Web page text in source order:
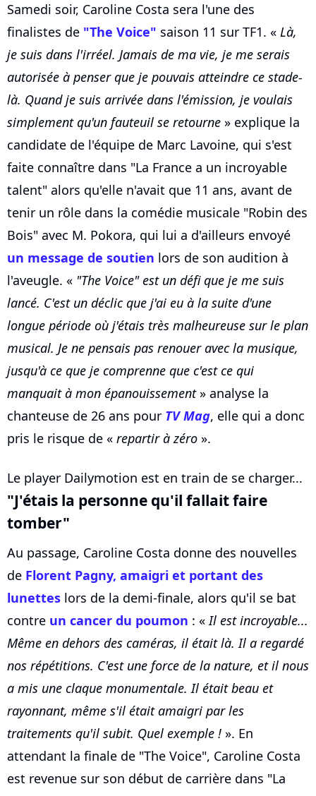
Samedi soir, Caroline Costa sera l'une des
finalistes de "The Voice" saison 11 sur TF1. « Là,
je suis dans l'irréel. Jamais de ma vie, je me serais
autorisée à penser que je pouvais atteindre ce stade-
là. Quand je suis arrivée dans l'émission, je voulais
simplement qu'un fauteuil se retourne » explique la
candidate de l'équipe de Marc Lavoine, qui s'est
faite connaître dans "La France a un incroyable
talent" alors qu'elle n'avait que 11 ans, avant de
tenir un rôle dans la comédie musicale "Robin des
Bois" avec M. Pokora, qui lui a d'ailleurs envoyé
un message de soutien lors de son audition à
l'aveugle. « "The Voice" est un défi que je me suis
lancé. C'est un déclic que j'ai eu à la suite d'une
longue période où j'étais très malheureuse sur le plan
musical. Je ne pensais pas renouer avec la musique,
jusqu'à ce que je comprenne que c'est ce qui
manquait à mon épanouissement» analyse la
chanteuse de 26 ans pour TV Mag, elle qui a donc
pris le risque de « repartir à zéro ».
Le player Dailymotion est en train de se charger...
"J'étais la personne qu'il fallait faire
tomber"
Au passage, Caroline Costa donne des nouvelles
de Florent Pagny, amaigri et portant des
lunettes lors de la demi-finale, alors qu'il se bat
contre un cancer du poumon : «Il est incroyable...
Même en dehors des caméras, il était là. Il a regardé
nos répétitions. C'est une force de la nature, et il nous
a mis une claque monumentale. Il était beau et
rayonnant, même s'il était amaigri par les
traitements qu'il subit. Quel exemple ! ». En
attendant la finale de "The Voice", Caroline Costa
est revenue sur son début de carrière dans "La